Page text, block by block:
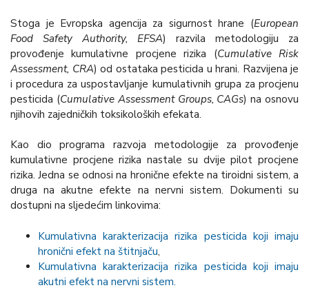
Stoga je Evropska agencija za sigurnost hrane (European
Food Safety Authority, EFSA) razvila metodologiju za
provođenje kumulativne procjene rizika (Cumulative Risk
Assessment, CRA) od ostataka pesticida u hrani. Razvijena je
i procedura za uspostavljanje kumulativnih grupa za procjenu
pesticida (Cumulative Assessment Groups, CAGs) na osnovu
njihovih zajedničkih toksikoloških efekata.
Kao dio programa razvoja metodologije za provođenje
kumulativne procjene rizika nastale su dvije pilot procjene
rizika. Jedna se odnosi na hronične efekte na tiroidni sistem, a
druga na akutne efekte na nervni sistem. Dokumenti su
dostupni na sljedećim linkovima:
Kumulativna karakterizacija rizika pesticida koji imaju
hronični efekt na štitnjaču,
Kumulativna karakterizacija rizika pesticida koji imaju
akutni efekt na nervni sistem.